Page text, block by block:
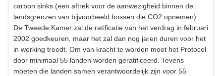
carbon sinks (een aftrek voor de aanwezigheid binnen de
landsgrenzen van bijvoorbeeld bossen die CO2 opnemen).
De Tweede Kamer zal de ratificatie van het verdrag in februari
2002 goedkeuren, maar het zal dan nog jaren duren voor het
in werking treedt. Om van kracht te worden moet het Protocol
door minimaal 55 landen worden geratificeerd. Tevens
moeten die landen samen verantwoordelijk zijn voor 55